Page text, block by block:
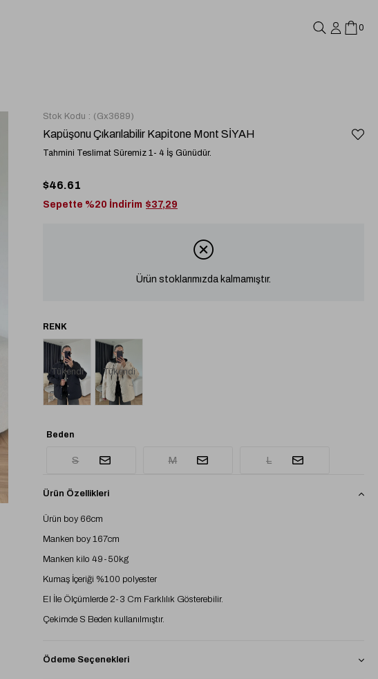
0
Stok Kodu (Gx3689)
Kapüşonu Çıkarılabilir Kapitone Mont SİYAH
Tahmini Teslimat Süremiz 1- 4 İş Günüdür.
$46.61
Sepette %20 İndirim $37,29
Ürün stoklarımızda kalmamıştır.
Tükendi Tükendi
Beden
S M L
Ürün Özellikleri
Ürün boy 66cm
Manken boy 167cm
Manken kilo 49-50kg
Kumaş İçeriği %100 polyester
El İle Ölçümlerde 2-3 Cm Farklılık Gösterebilir.
Çekimde S Beden kullanılmıştır.
Ödeme Seçenekleri